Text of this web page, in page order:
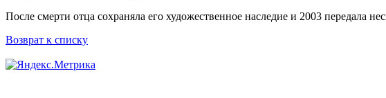
После смерти отца сохраняла его художественное наследие и 2003 передала
Возврат к списку